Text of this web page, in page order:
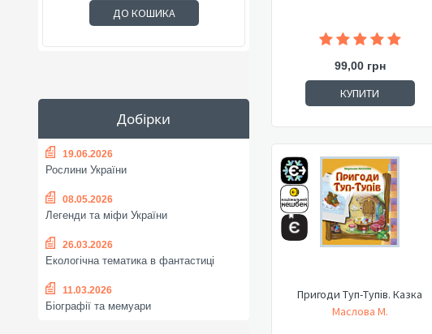
ДО КОШИКА
Добірки
19.06.2026
Рослини України
08.05.2026
Легенди та міфи України
26.03.2026
Екологічна тематика в фантастиці
11.03.2026
Біографії та мемуари
99,00 грн
КУПИТИ
Пригоди Туп-Тупів. Казка
Маслова М.